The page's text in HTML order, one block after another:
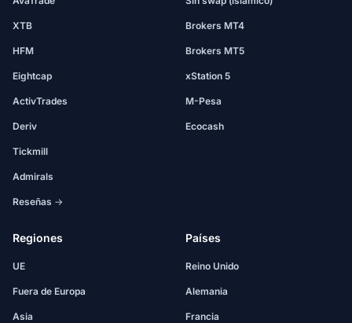
XTB
HFM
Eightcap
ActivTrades
Deriv
Tickmill
Admirals
Reseñas →
Brokers MT4
Brokers MT5
xStation 5
M-Pesa
Ecocash
Regiones
UE
Fuera de Europa
Asia
Países
Reino Unido
Alemania
Francia